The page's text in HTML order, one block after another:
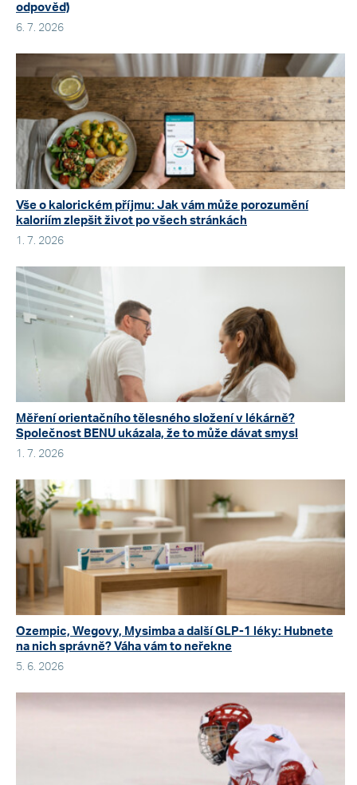
odpověď)
6. 7. 2026
Vše o kalorickém příjmu: Jak vám může porozumění
kaloriím zlepšit život po všech stránkách
1. 7. 2026
Měření orientačního tělesného složení v lékárně?
Společnost BENU ukázala, že to může dávat smysl
1. 7. 2026
Ozempic, Wegovy, Mysimba a další GLP-1 léky: Hubnete
na nich správně? Váha vám to neřekne
5. 6. 2026